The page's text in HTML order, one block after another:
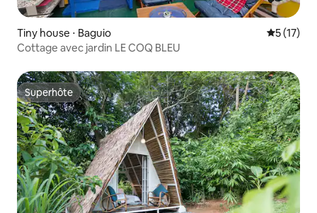
Tiny house ⋅ Baguio
5 (17)
Cottage avec jardin LE COQ BLEU
Superhôte
Superhôte